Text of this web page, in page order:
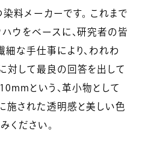
料メーカーです。 これまで
ウをベースに、研究者の皆
な手仕事により、われわ
対して最良の回答を出して
という、革小物として
施された透明感と美しい色
ください。